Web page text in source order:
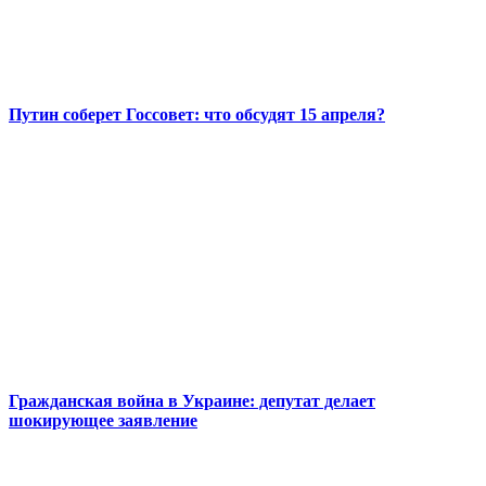
Путин соберет Госсовет: что обсудят 15 апреля?
Гражданская война в Украине: депутат делает
шокирующее заявление